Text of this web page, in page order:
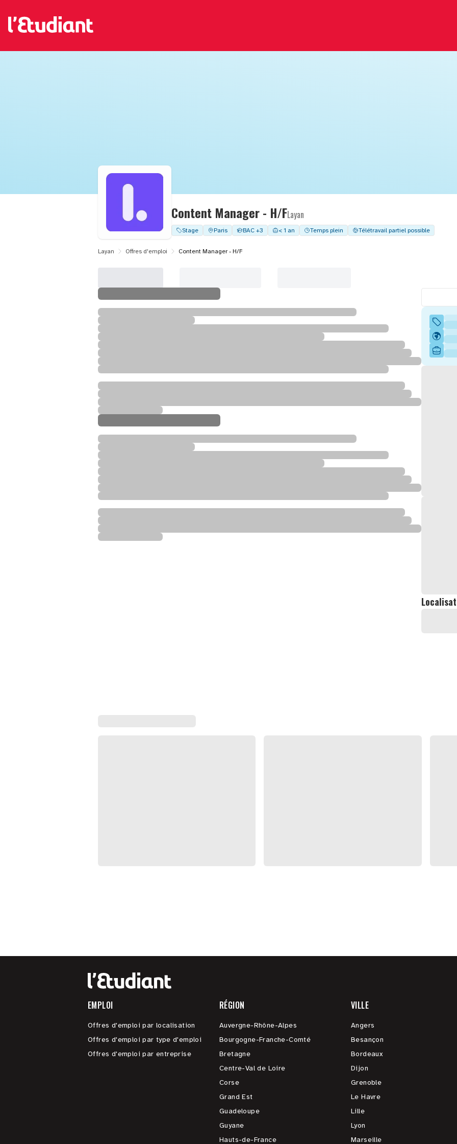
Content Manager - H/FLayan
Stage Paris BAC +3 < 1 an Temps plein Télétravail partiel possible
Layan Offres d'emploi Content Manager - H/F
EMPLOI
Offres d'emploi par localisation
Offres d'emploi par type d'emploi
Offres d'emploi par entreprise
RÉGION
Auvergne-Rhône-Alpes
Bourgogne-Franche-Comté
Bretagne
Centre-Val de Loire
Corse
Grand Est
Guadeloupe
Guyane
Hauts-de-France
VILLE
Angers
Besançon
Bordeaux
Dijon
Grenoble
Le Havre
Lille
Lyon
Marseille